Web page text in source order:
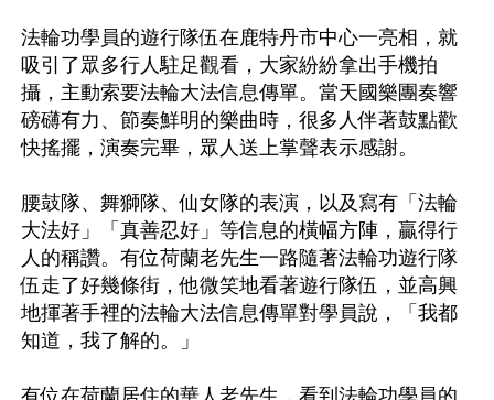
法輪功學員的遊行隊伍在鹿特丹市中心一亮相，就
吸引了眾多行人駐足觀看，大家紛紛拿出手機拍
攝，主動索要法輪大法信息傳單。當天國樂團奏響
磅礴有力、節奏鮮明的樂曲時，很多人伴著鼓點歡
快搖擺，演奏完畢，眾人送上掌聲表示感謝。
腰鼓隊、舞獅隊、仙女隊的表演，以及寫有「法輪
大法好」「真善忍好」等信息的橫幅方陣，贏得行
人的稱讚。有位荷蘭老先生一路隨著法輪功遊行隊
伍走了好幾條街，他微笑地看著遊行隊伍，並高興
地揮著手裡的法輪大法信息傳單對學員說，「我都
知道，我了解的。」
有位在荷蘭居住的華人老先生，看到法輪功學員的